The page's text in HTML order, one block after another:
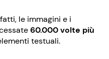
le immagini e i
60.000 volte più
testuali.